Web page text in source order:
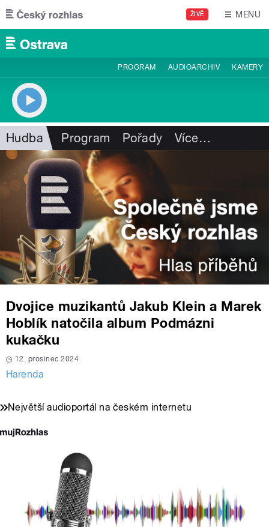
Přejít k hlavnímu obsahu
ŽIVĚ MENU
PROGRAM AUDIOARCHIV KAMERY
Hudba Program Pořady Více…
Dvojice muzikantů Jakub Klein a Marek
Hoblík natočila album Podmázni
kukačku
12. prosinec 2024
Harenda
Největší audioportál na českém internetu